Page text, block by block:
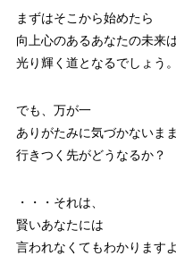
まずはそこから始めたら
向上心のあるあなたの未来
光り輝く道となるでしょう。
でも、万が一
ありがたみに気づかないま
行きつく先がどうなるか？
・・・それは、
賢いあなたには
言われなくてもわかります